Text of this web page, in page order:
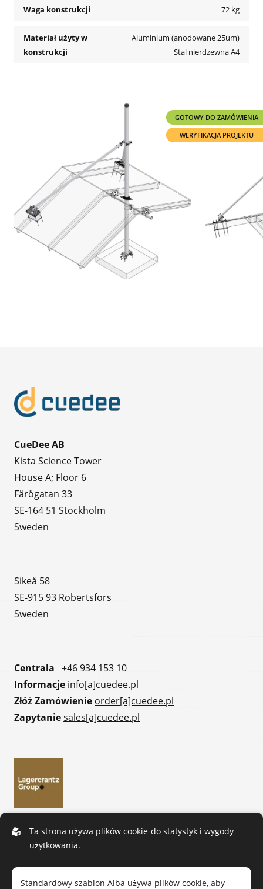
Waga konstrukcji 72 kg
Materiał użyty w
konstrukcji
Aluminium (anodowane 25um)
Stal nierdzewna A4
GOTOWY DO ZAMÓWIENIA
WERYFIKACJA PROJEKTU
CueDee AB
Kista Science Tower
House A; Floor 6
Färögatan 33
SE-164 51 Stockholm
Sweden
Sikeå 58
SE-915 93 Robertsfors
Sweden
Centrala +46 934 153 10
Informacje info[a]cuedee.pl
Złóż Zamówienie order[a]cuedee.pl
Zapytaniesales[a]cuedee.pl
Ta strona używa plików cookie do statystyk i wygody
użytkowania.
Standardowy szablon Alba używa plików cookie, aby